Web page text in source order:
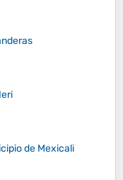
de Mexicali